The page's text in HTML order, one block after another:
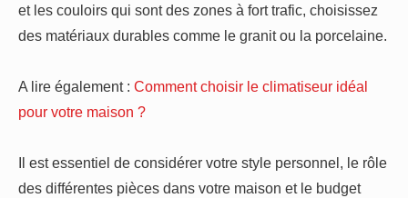
et les couloirs qui sont des zones à fort trafic, choisissez
des matériaux durables comme le granit ou la porcelaine.
A lire également : Comment choisir le climatiseur idéal
pour votre maison ?
Il est essentiel de considérer votre style personnel, le rôle
des différentes pièces dans votre maison et le budget